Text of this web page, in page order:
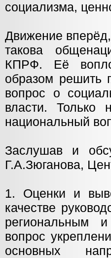
социализма,
Движение
такова
КПРФ. Её
образом решить
вопрос о
власти.
национальный
Заслушав и
Г.А.Зюганова,
1. Оценки и
качестве
региональным
вопрос
основных